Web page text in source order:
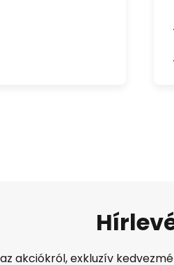
akciókról, exkluzív